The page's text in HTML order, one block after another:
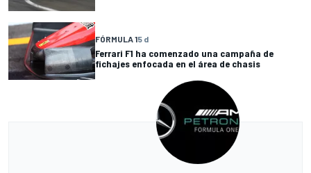
FÓRMULA 15 d
Ferrari F1 ha comenzado una campaña de
fichajes enfocada en el área de chasis